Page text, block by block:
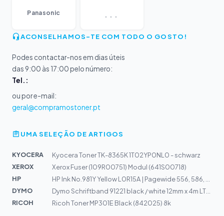
Panasonic ...
ACONSELHAMOS-TE COM TODO O GOSTO!
Podes contactar-nos em dias úteis
das 9:00 às 17:00 pelo número:
Tel.:
ou por e-mail:
geral@compramostoner.pt
UMA SELEÇÃO DE ARTIGOS
KYOCERA
Kyocera Toner TK-8365K 1T02YP0NL0 - schwarz
XEROX
Xerox Fuser (109R00751) Modul (641S00718)
HP
HP Ink No.981Y Yellow L0R15A | Pagewide 556, 586, E5565...
DYMO
Dymo Schriftband 91221 black / white 12mm x 4m LT-Band...
RICOH
Ricoh Toner MP301E Black (842025) 8k